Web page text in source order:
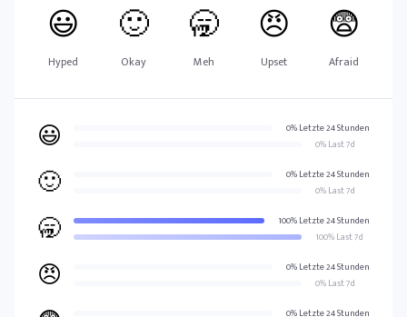
😃
Hyped
🙂
Okay
🥱
Meh
😠
Upset
😨
Afraid
😃
0% Letzte 24 Stunden
0% Last 7d
🙂
0% Letzte 24 Stunden
0% Last 7d
🥱
100% Letzte 24 Stunden
100% Last 7d
😠
0% Letzte 24 Stunden
0% Last 7d
0% Letzte 24 Stunden